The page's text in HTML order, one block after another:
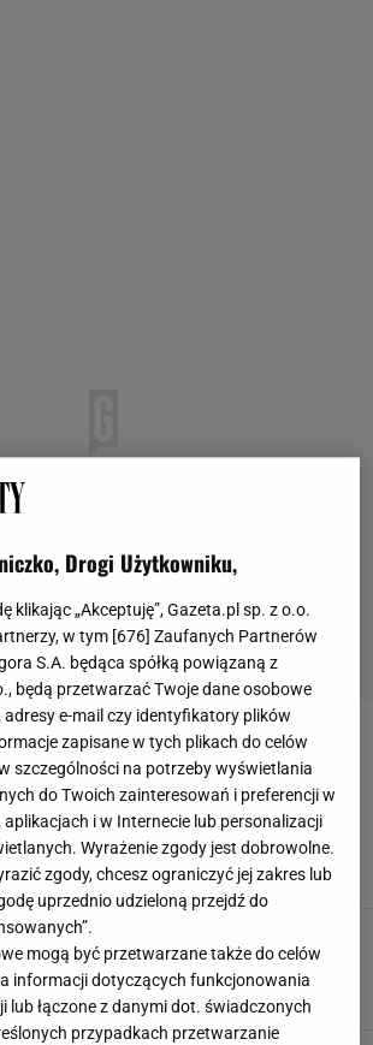
drewno do kominka spala się wolno i daje
ilość ciepła. Najlepszy wybór na zimę
DO KOMINKA DREWNO NA OPAŁ
DREWNO DO KOMINKA KOMINEK
NAJNOWSZE
Drogi Użytkowniku,
klikając „Akceptuję”, Gazeta.pl sp. z o.o.
w tym [ 676 ] Zaufanych Partnerów
S.A. będąca spółką powiązaną z
będą przetwarzać Twoje dane osobowe
adresy e-mail czy identyfikatory plików
zapisane w tych plikach do celów
szczególności na potrzeby wyświetlania
do Twoich zainteresowań i preferencji w
i w Internecie lub personalizacji
Wyrażenie zgody jest dobrowolne.
zgody, chcesz ograniczyć jej zakres lub
uprzednio udzieloną przejdź do
mogą być przetwarzane także do celów
informacji dotyczących funkcjonowania
lub łączone z danymi dot. świadczonych
przypadkach przetwarzanie